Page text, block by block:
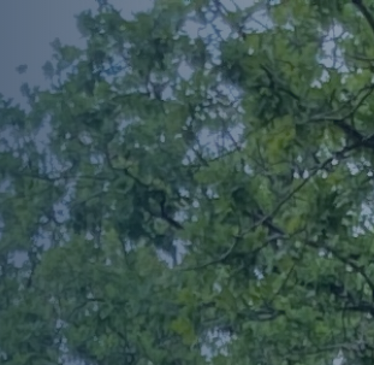
Over ons Nieuws Vacatures